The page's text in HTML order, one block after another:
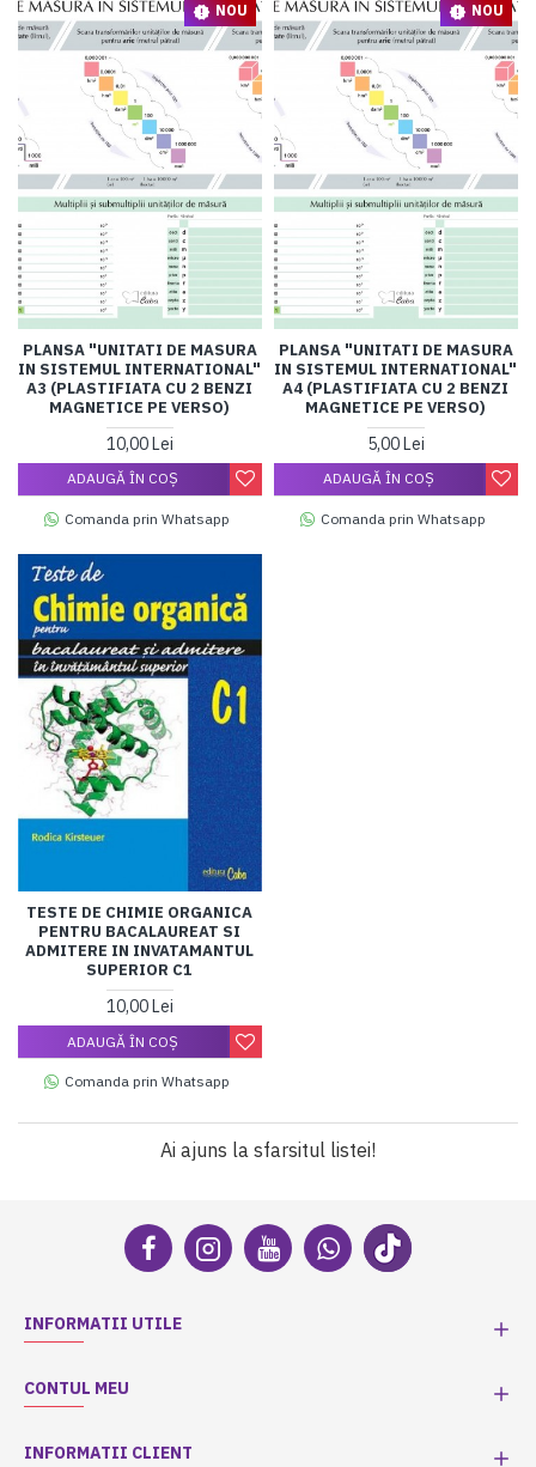
NOU
PLANSA "UNITATI DE MASURA
IN SISTEMUL INTERNATIONAL"
A3 (PLASTIFIATA CU 2 BENZI
MAGNETICE PE VERSO)
10,00 Lei
ADAUGĂ ÎN COŞ
Comanda prin Whatsapp
NOU
PLANSA "UNITATI DE MASURA
IN SISTEMUL INTERNATIONAL"
A4 (PLASTIFIATA CU 2 BENZI
MAGNETICE PE VERSO)
5,00 Lei
ADAUGĂ ÎN COŞ
Comanda prin Whatsapp
TESTE DE CHIMIE ORGANICA
PENTRU BACALAUREAT SI
ADMITERE IN INVATAMANTUL
SUPERIOR C1
10,00 Lei
ADAUGĂ ÎN COŞ
Comanda prin Whatsapp
Ai ajuns la sfarsitul listei!
INFORMATII UTILE
CONTUL MEU
INFORMATII CLIENT